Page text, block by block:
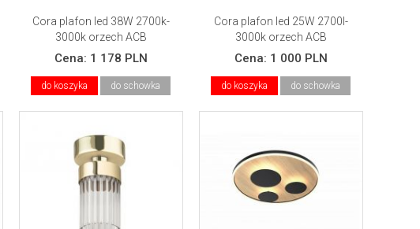
Cora plafon led 38W 2700k-
3000k orzech ACB
Cena: 1 178 PLN
do koszyka do schowka
Cora plafon led 25W 2700l-
3000k orzech ACB
Cena: 1 000 PLN
do koszyka do schowka